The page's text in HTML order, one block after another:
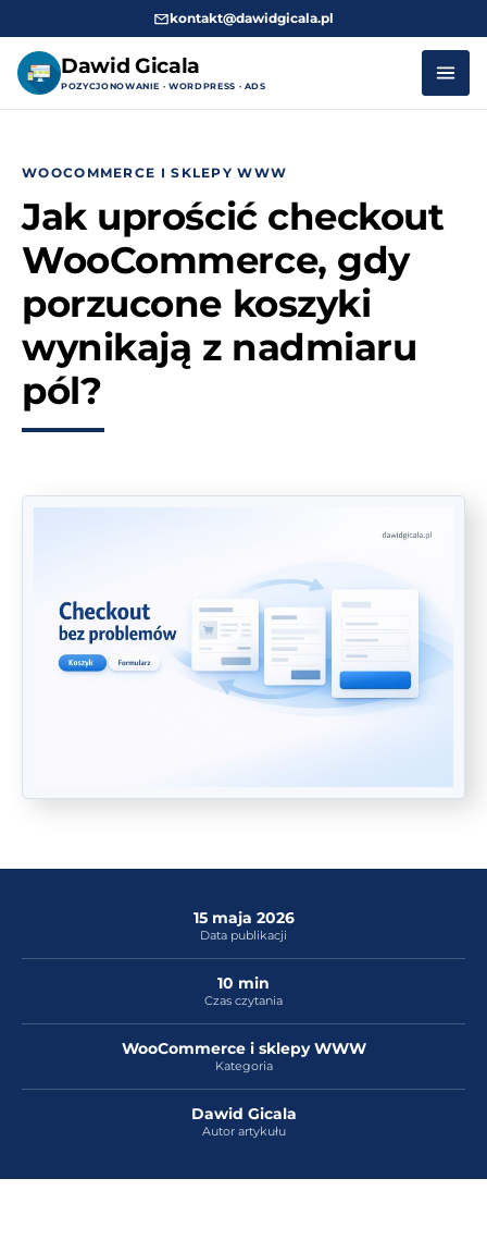
kontakt@dawidgicala.pl
Dawid Gicala
POZYCJONOWANIE · WORDPRESS · ADS
treściWOOCOMMERCE I SKLEPY WWW
Jak uprościć checkout
WooCommerce, gdy
porzucone koszyki
wynikają z nadmiaru
pól?
15 maja 2026
Data publikacji
10 min
Czas czytania
WooCommerce i sklepy WWW
Kategoria
Dawid Gicala
Autor artykułu